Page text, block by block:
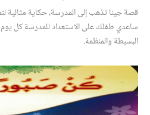
قصة جينا تذهب إلى المدرسة، حكاية مثالية
ساعدي طفلك على الاستعداد للمدرسة كل
البسيطة والمنظمة.